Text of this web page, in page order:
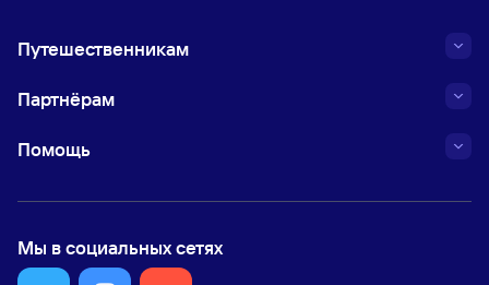
Путешественникам
Партнёрам
Помощь
Мы в социальных сетях